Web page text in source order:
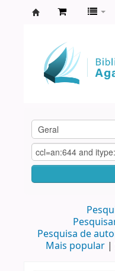
Agamenon
Magalhães
Pesquisa de
Mais popular